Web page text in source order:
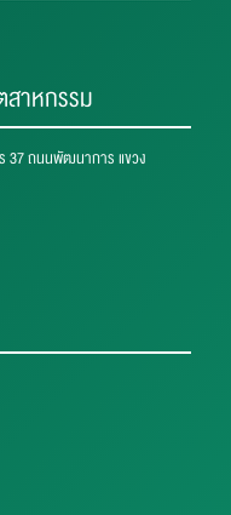
สาหกรรม
37 ถนนพัฒนาการ แขวง